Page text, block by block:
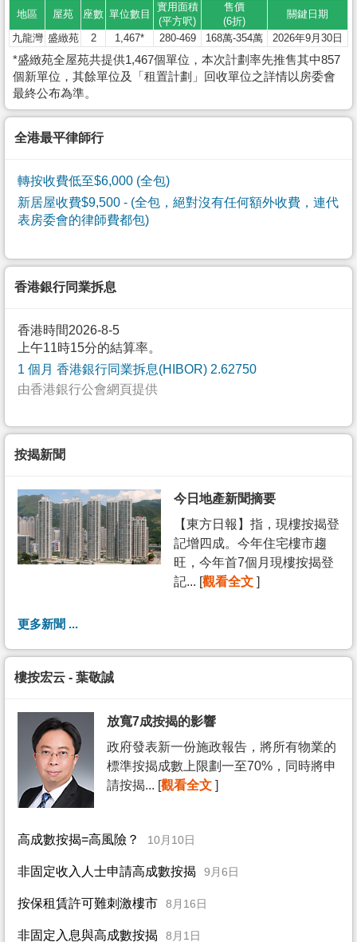
地區 屋苑 座數 單位數目
實用面積
(平方呎)
售價
(6折)
關鍵日期
九龍灣 盛緻苑 2 1,467* 280-469 168萬-354萬 2026年9月30日
*盛緻苑全屋苑共提供1,467個單位，本次計劃率先推售其中857
個新單位，其餘單位及「租置計劃」回收單位之詳情以房委會
最終公布為準。
全港最平律師行
轉按收費低至$6,000 (全包)
新居屋收費$9,500 - (全包，絕對沒有任何額外收費，連代
表房委會的律師費都包)
香港銀行同業拆息
香港時間2026-8-5
上午11時15分的結算率。
1 個月 香港銀行同業拆息(HIBOR) 2.62750
由香港銀行公會網頁提供
按揭新聞
今日地產新聞摘要
【東方日報】指，現樓按揭登
記增四成。今年住宅樓市趨
旺，今年首7個月現樓按揭登
記... [觀看全文 ]
更多新聞 ...
樓按宏云 - 葉敬誠
放寬7成按揭的影響
政府發表新一份施政報告，將所有物業的
標準按揭成數上限劃一至70%，同時將申
請按揭... [觀看全文 ]
高成數按揭=高風險？ 10月10日
非固定收入人士申請高成數按揭 9月6日
按保租賃許可難刺激樓市 8月16日
非固定入息與高成數按揭 8月1日